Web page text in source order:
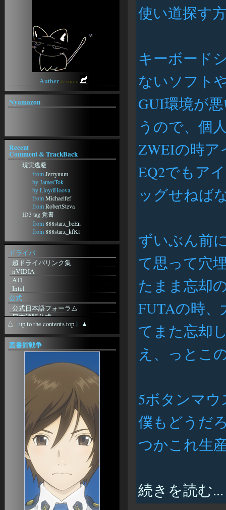
使い道探す
キーボード
ないソフト
GUI環境が
うので、個
ZWEIの時ア
EQ2でもア
ッグせねば
ずいぶん前
て思って穴
たまま忘却
FUTAの時
てまた忘却
え、っとこ
5ボタンマ
僕もどうだ
つかこれ生
続きを読む...
ぼうやあんweblog
午後のこ～だ
Anison Generation -アニソン ジェ
ネレーション-
アニソン★歌詞検索
AutherJesuren.
Nyamazon
Recent
Comment & TrackBack
現実逃避
fromJerrynum
by JamesTok
by LloydHoova
fromMichaelfef
fromRobertSteva
ID3 tag 覚書
from888starz_beEn
from888starz_kfKl
from888starz_zaMt
from888starz_jisn
フォーラムに動きがｗ
from
fromcurriculumvitaeandorra
from
recursoshumansaandorra
CandidatsofertesLaborals
from
久々にblosxomいじりをしてみま
from
fromJesuren
fromスーパーコピーアク
セサリー750
エルメス横浜駅
fromRobertfum
logitec NAS
from日本超人気スーパー
コピーブランド専門店
SkyDeckBrisbane
newestcasinos
from
doestheslotmachineworkdiffertlyifyouput$20or$110in
from
verifiedonlinecasinosaustralia
ドライバ
超ドライバリンク集
nVIDIA
ATI
Intel
公式
公式日本語フォーラム
日本語版公式
無料体験版
英語版公式
station-Sebilis
ギルド検索
日本語版特設
アドベンチャーパック
Splitpaw Saga
Splitpaw Saga購入
Bloodline Chronicles
拡張ディスク
Desert of Flames
ニュース
EQII 徒然News
EQIIJE 初心者スレ まとめサイト
各種EQ2アンテナ
家具特化サイト
4Gamer
ブローカー価格情報
画面表示オプション設定ガイド
△ [up to the contents top.] ▲
図書館戦争